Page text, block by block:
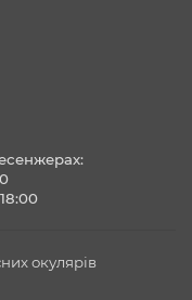
окулярів